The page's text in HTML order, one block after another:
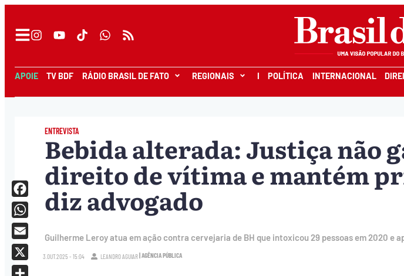
APOIE TV BDF RÁDIO BRASIL DE FATO REGIONAIS I POLÍTICA INTERNACIONAL
ENTREVISTA
Bebida alterada: Justiça não
direito de vítima e mantém
diz advogado
Guilherme Leroy atua em ação contra cervejaria de BH que intoxicou 29 pessoas em 2020 e
3.OUT.2025 - 15:04 LEANDRO AGUIAR| AGÊNCIA PÚBLICA
Facebook
WhatsApp
Email
X